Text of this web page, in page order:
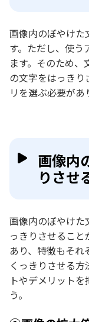
画像内のぼやけた
す。ただし、使う
ます。そのため
の文字をはっき
リを選ぶ必要があ
画像内
りさせ
画像内のぼやけた
っきりさせるこ
あり、特徴もそれ
くっきりさせる
トやデメリット
う。